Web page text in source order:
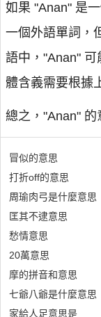
如果 "Anan" 是
一個外語單詞，
語中，"Anan"
體含義需要根據
總之，"Anan" 的
冒似的意思
打折off的意思
周瑜肉弓是什麼意思
匡其不逮意思
愁情意思
20萬意思
摩的拼音和意思
七爺八爺是什麼意思
家給人足意思是